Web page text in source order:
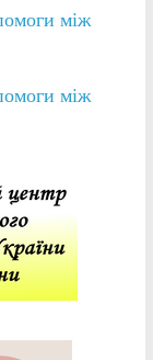
між
між